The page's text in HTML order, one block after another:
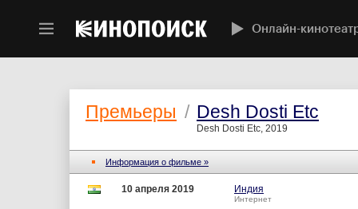
Онлайн-
Премьеры / Desh Dosti Etc
Desh Dosti Etc, 2019
Информация о фильме »
10 апреля 2019 Индия
Интернет